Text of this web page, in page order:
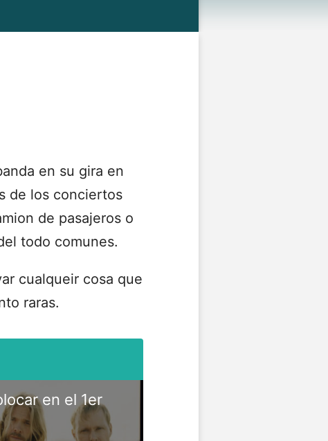
en su gira en
de los conciertos
de pasajeros o
todo comunes.
cualqueir cosa que
raras.
en el 1er